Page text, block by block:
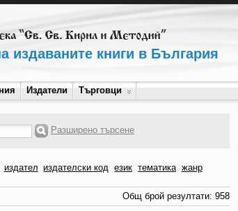
издаваните книги в България
Издатели Търговци
Разширено търсене
издател издателски код език тематика жанр
Общ брой резултати: 958